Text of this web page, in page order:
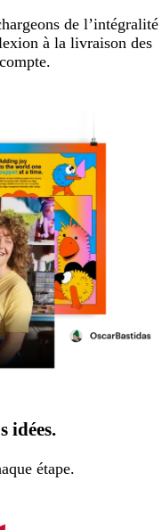
de l’intégralité
à la livraison des
idées.
étape.